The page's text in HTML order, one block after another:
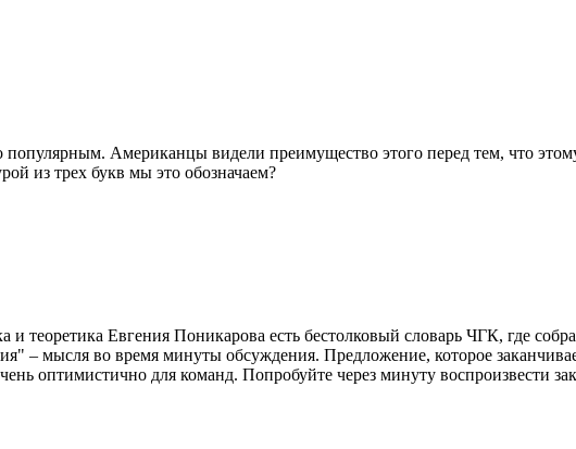
Американцы видели преимущество этого перед тем, что
из трех букв мы это обозначаем?
и теоретика Евгения Поникарова есть бестолковый словарь ЧГК, где
– мысля во время минуты обсуждения. Предложение, которое
оптимистично для команд. Попробуйте через минуту воспроизвести